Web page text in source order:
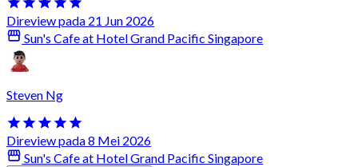
Direview pada 21 Jun 2026
Sun's Cafe at Hotel Grand Pacific Singapore
Steven Ng
Direview pada 8 Mei 2026
Sun's Cafe at Hotel Grand Pacific Singapore